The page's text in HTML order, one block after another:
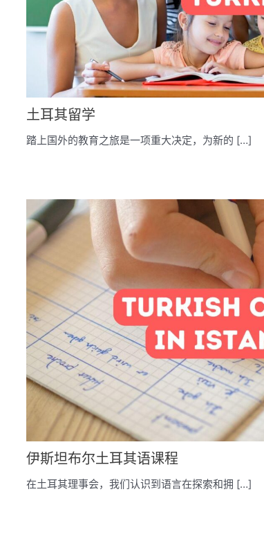
土耳其留学
踏上国外的教育之旅是一项重大决定，为新的 […]
伊斯坦布尔土耳其语课程
在土耳其理事会，我们认识到语言在探索和拥 […]